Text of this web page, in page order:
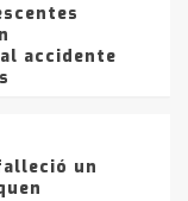
accidente
un